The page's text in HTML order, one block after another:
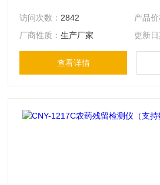
技术要求设计。可对果蔬中有机磷和
进行快速的检测。该仪可广泛应用于
集贸市场、超市、环保、蔬菜种植基
农药残留的测定。
访问次数： 2842 产品价
厂商性质：生产厂家 更新日
查看详情